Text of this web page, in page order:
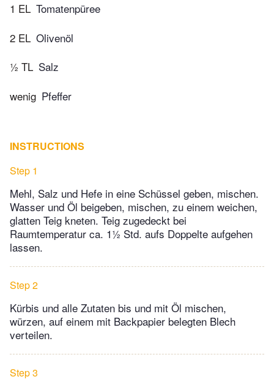
1 EL Tomatenpüree
2 EL Olivenöl
½ TL Salz
wenig Pfeffer
INSTRUCTIONS
Step 1
Mehl, Salz und Hefe in eine Schüssel geben, mischen.
Wasser und Öl beigeben, mischen, zu einem weichen,
glatten Teig kneten. Teig zugedeckt bei
Raumtemperatur ca. 1½ Std. aufs Doppelte aufgehen
lassen.
Step 2
Kürbis und alle Zutaten bis und mit Öl mischen,
würzen, auf einem mit Backpapier belegten Blech
verteilen.
Step 3